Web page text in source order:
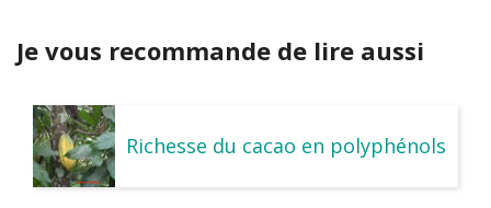
Je vous recommande de lire aussi
Richesse du cacao en polyphénols